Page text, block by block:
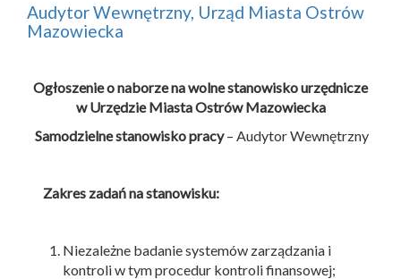
Audytor Wewnętrzny, Urząd Miasta Ostrów
Mazowiecka
Ogłoszenie o naborze na wolne stanowisko urzędnicze
w Urzędzie Miasta Ostrów Mazowiecka
Samodzielne stanowisko pracy– Audytor Wewnętrzny
Zakres zadań na stanowisku:
Niezależne badanie systemów zarządzania i
kontroli w tym procedur kontroli finansowej;